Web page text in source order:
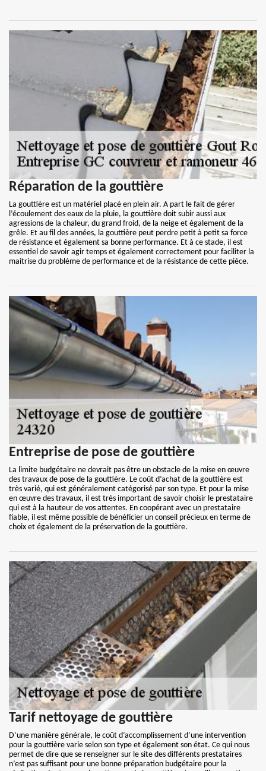
Réparation de la gouttière
La gouttière est un matériel placé en plein air. A part le fait de gérer
l’écoulement des eaux de la pluie, la gouttière doit subir aussi aux
agressions de la chaleur, du grand froid, de la neige et également de la
grêle. Et au fil des années, la gouttière peut perdre petit à petit sa force
de résistance et également sa bonne performance. Et à ce stade, il est
essentiel de savoir agir temps et également correctement pour faciliter la
maitrise du problème de performance et de la résistance de cette pièce.
Entreprise de pose de gouttière
La limite budgétaire ne devrait pas être un obstacle de la mise en œuvre
des travaux de pose de la gouttière. Le coût d’achat de la gouttière est
très varié, qui est généralement catégorisé par son type. Et pour la mise
en œuvre des travaux, il est très important de savoir choisir le prestataire
qui est à la hauteur de vos attentes. En coopérant avec un prestataire
fiable, il est même possible de bénéficier un conseil précieux en terme de
choix et également de la préservation de la gouttière.
Tarif nettoyage de gouttière
D’une manière générale, le coût d’accomplissement d’une intervention
pour la gouttière varie selon son type et également son état. Ce qui nous
permet de dire que se renseigner sur le site des différents prestataires
n’est pas suffisant pour une bonne préparation budgétaire pour la